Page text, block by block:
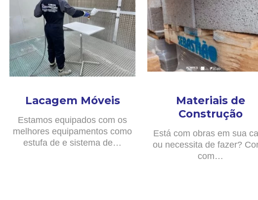
Lacagem Móveis
Estamos equipados com os
melhores equipamentos como
estufa de e sistema de…
Materiais de
Construção
Está com obras em sua
ou necessita de fazer?
com…